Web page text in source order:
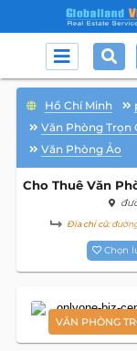
Hồ Chí Minh
Văn Phòng Trọn
Văn Phòng Ảo
Cho Thuê Văn
Địa chỉ cũ:đường
Chọn
VĂN PHÒNG